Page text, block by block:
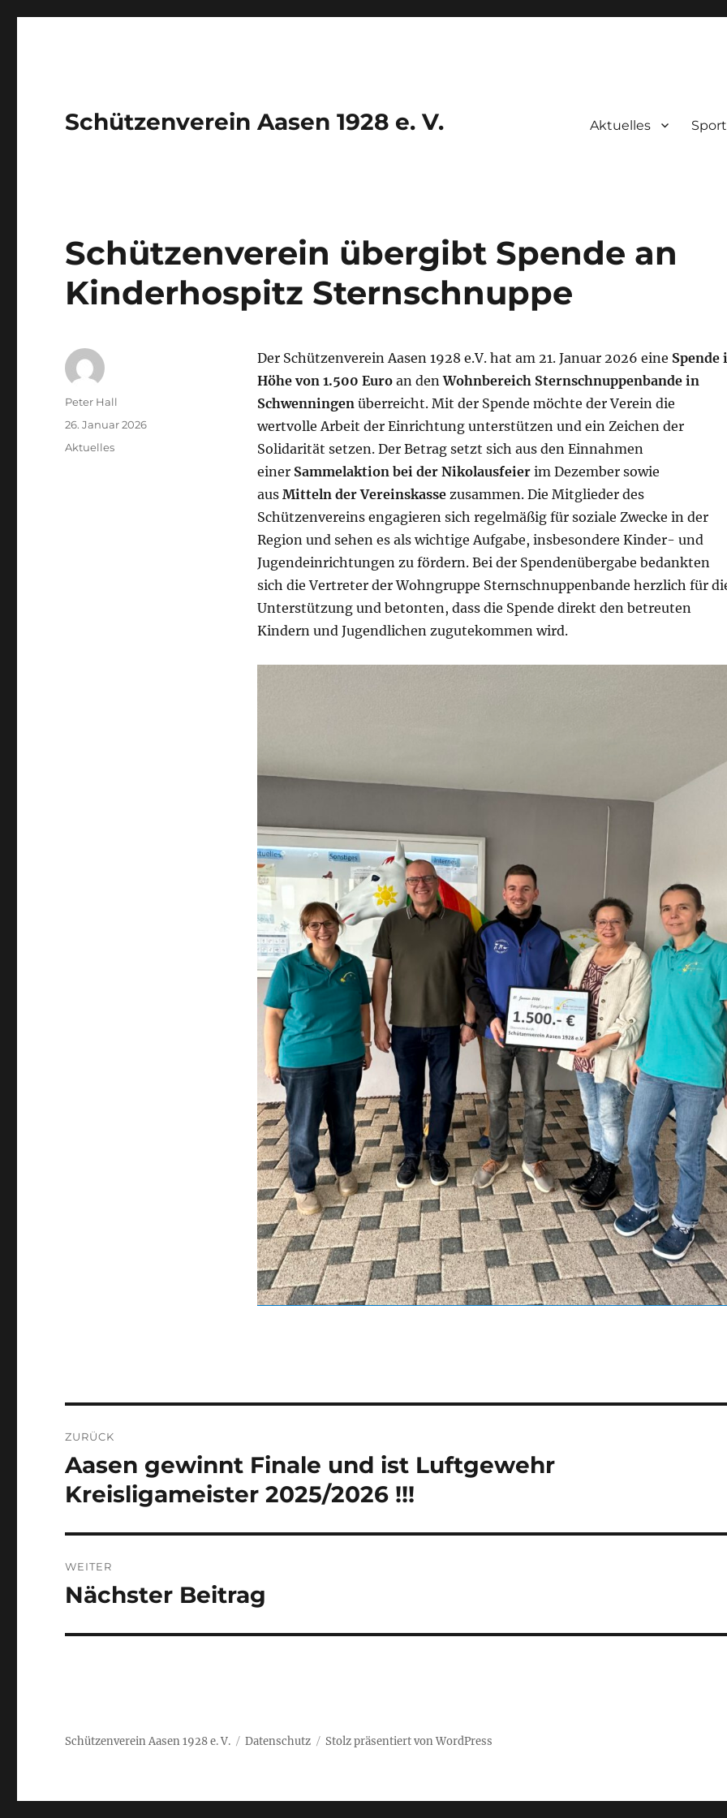
Schützenverein Aasen 1928 e. V. Aktuelles Sport
Schützenverein übergibt Spende an
Kinderhospitz Sternschnuppe
Der Schützenverein Aasen 1928 e.V. hat am 21. Januar 2026 eine Spende
Höhe von 1.500 Euroan denWohnbereich Sternschnuppenbande in
Schwenningenüberreicht. Mit der Spende möchte der Verein die
wertvolle Arbeit der Einrichtung unterstützen und ein Zeichen der
Solidarität setzen. Der Betrag setzt sich aus den Einnahmen
einer Sammelaktion bei der Nikolausfeierim Dezember sowie
aus Mitteln der Vereinskassezusammen. Die Mitglieder des
Schützenvereins engagieren sich regelmäßig für soziale Zwecke in der
Region und sehen es als wichtige Aufgabe, insbesondere Kinder- und
Jugendeinrichtungen zu fördern. Bei der Spendenübergabe bedankten
sich die Vertreter der Wohngruppe Sternschnuppenbande herzlich für
Unterstützung und betonten, dass die Spende direkt den betreuten
Kindern und Jugendlichen zugutekommen wird.
Autor
Peter Hall
Veröffentlicht
am
26. Januar 2026
Kategorien
Aktuelles
ZURÜCK
Vorheriger
Beitrag:
Aasen gewinnt Finale und ist Luftgewehr
Kreisligameister 2025/2026 !!!
WEITER
Nächster
Nächster Beitrag
Schützenverein Aasen 1928 e. V. Datenschutz Stolz präsentiert von WordPress